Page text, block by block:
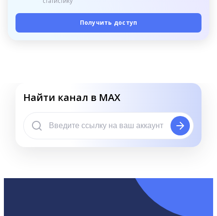
Получить доступ
Найти канал в MAX